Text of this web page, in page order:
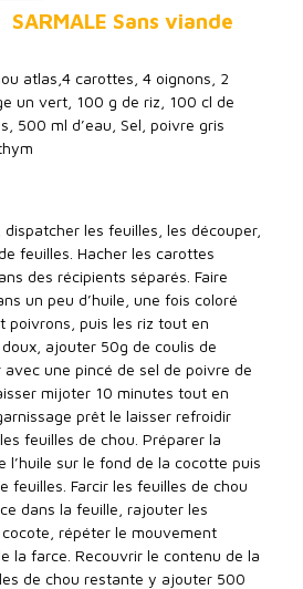
Sans viande
atlas,4 carottes, 4 oignons, 2
un vert, 100 g de riz, 100 cl de
500 ml d’eau, Sel, poivre gris
les feuilles, les découper,
feuilles. Hacher les carottes
des récipients séparés. Faire
un peu d’huile, une fois coloré
poivrons, puis les riz tout en
ajouter 50g de coulis de
une pincé de sel de poivre de
mijoter 10 minutes tout en
prêt le laisser refroidir
feuilles de chou. Préparer la
l’huile sur le fond de la cocotte puis
Farcir les feuilles de chou
dans la feuille, rajouter les
répéter le mouvement
la farce. Recouvrir le contenu de la
de chou restante y ajouter 500